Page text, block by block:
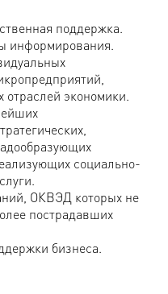
поддержка.
информирования.
отраслей экономики.
социально-
ОКВЭД которых не
пострадавших
бизнеса.